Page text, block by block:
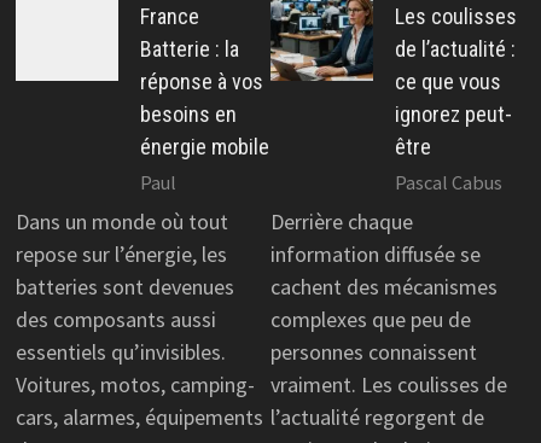
France
Batterie : la
réponse à vos
besoins en
énergie mobile
Paul
Dans un monde où tout
repose sur l’énergie, les
batteries sont devenues
des composants aussi
essentiels qu’invisibles.
Voitures, motos, camping-
cars, alarmes, équipements
Les coulisses
de l’actualité :
ce que vous
ignorez peut-
être
Pascal Cabus
Derrière chaque
information diffusée se
cachent des mécanismes
complexes que peu de
personnes connaissent
vraiment. Les coulisses de
l’actualité regorgent de